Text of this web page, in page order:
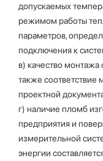
допускаемых
режимом работы
параметров,
подключения к
в) качество монтажа
также соответствие
проектной
г) наличие пломб
предприятия и
измерительной
энергии